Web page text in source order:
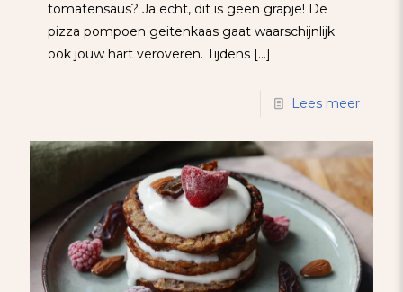
tomatensaus? Ja echt, dit is geen grapje! De
pizza pompoen geitenkaas gaat waarschijnlijk
ook jouw hart veroveren. Tijdens […]
Lees meer